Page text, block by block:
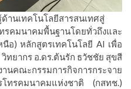
านเทคโนโลยีสารสนเทศสู่
คมนาคมพื้นฐานโดยทั่วถึงและ
อ) หลักสูตรเทคโนโลยี AI เพื่อ
ทยากร อ.ดร.ต้นรัก ธวัชชัย สุขสี
คณะกรรมการกิจการกระจาย
โทรคมนาคมแห่งชาติ (กสทช.)